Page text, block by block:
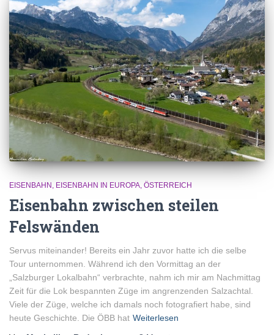
EISENBAHN EISENBAHN IN EUROPA ÖSTERREICH
Eisenbahn zwischen steilen
Felswänden
Servus miteinander! Bereits ein Jahr zuvor hatte ich die selbe
Tour unternommen. Während ich den Vormittag an der
„Salzburger Lokalbahn“ verbrachte, nahm ich mir am Nachmittag
Zeit für die Lok bespannten Züge im angrenzenden Salzachtal.
Viele der Züge, welche ich damals noch fotografiert habe, sind
heute Geschichte. Die ÖBB hat Weiterlesen